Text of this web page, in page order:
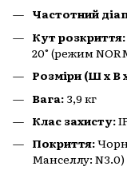
Частотний
Кут розкриття:
20° (режим
Розміри (Ш x В
Вага: 3,9 кг
Клас захисту:
Покриття:
Манселлу: N3.0)